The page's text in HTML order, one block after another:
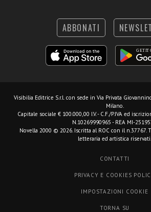
ABBONATI
Visibilia Editrice S.r.l. con sede in Via Privata
Milano.
Capitale sociale € 100.000,00 I.V. - C.F./P.IVA ed
N.10269990965 - REA MI-
Novella 2000 © 2026. Iscritta al ROC con il
letteraria ed artistica riservati.
CONTATTI
PRIVACY E COOKIES
IMPOSTAZIONI COOKIE
TORNA SU